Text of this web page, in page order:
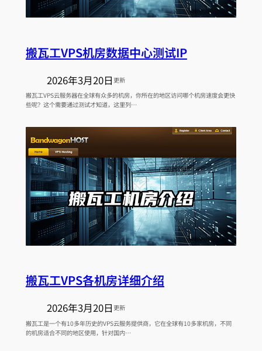
搬瓦工VPS机房数据中心测试IP
2026年3月20日 更新
搬瓦工VPS云服务器在全球有众多的机房，你所在的地区访问哪个机房速度会更快
些呢？这个需要通过测试才知道，这里列…
搬瓦工VPS各机房详细介绍
2026年3月20日 更新
搬瓦工是一个有10多年历史的VPS云服务提供商，它在全球有10多家机房，不同
的机房适合不同的地区使用，针对国内…